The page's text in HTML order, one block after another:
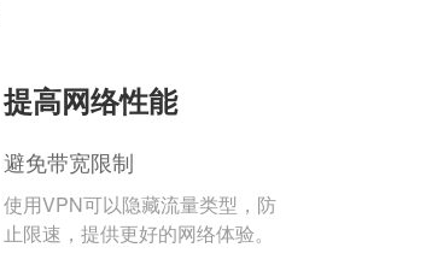
提高网络性能
避免带宽限制
使用VPN可以隐藏流量类型，防
止限速，提供更好的网络体验。